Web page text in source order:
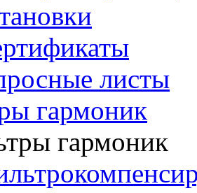
листы
гармоник
гармоник